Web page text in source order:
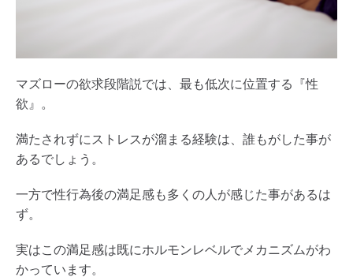
マズローの欲求段階説では、最も低次に位置する『性
欲』。
満たされずにストレスが溜まる経験は、誰もがした事が
あるでしょう。
一方で性行為後の満足感も多くの人が感じた事があるは
ず。
実はこの満足感は既にホルモンレベルでメカニズムがわ
かっています。